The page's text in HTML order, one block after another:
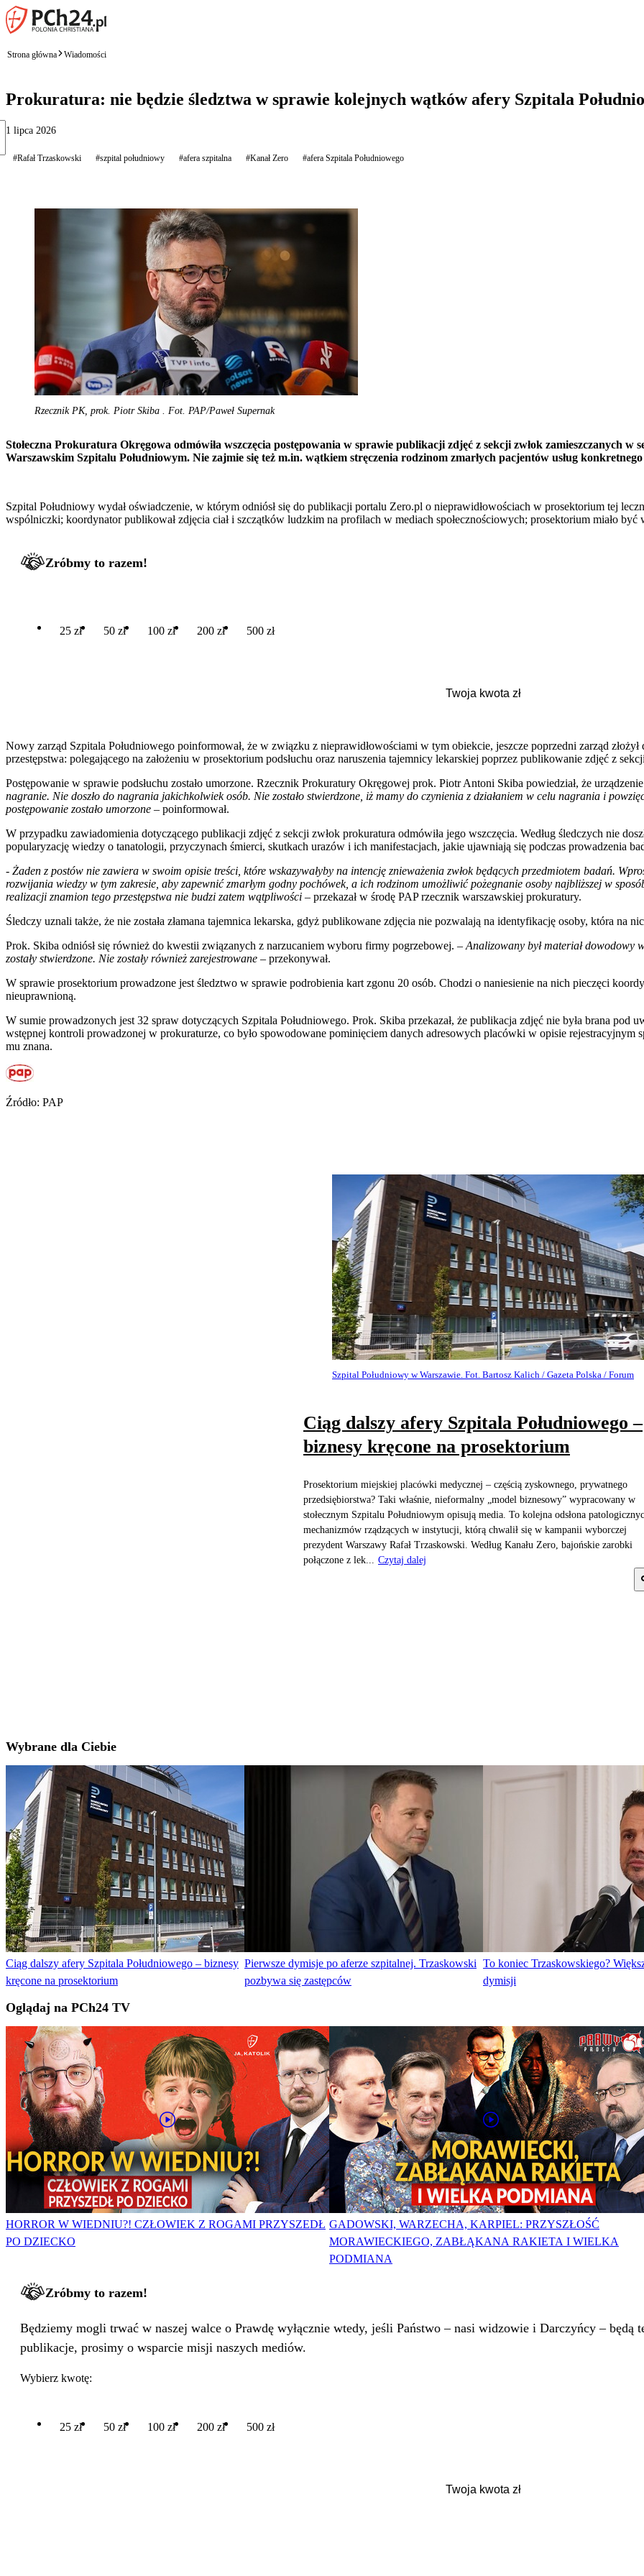
Strona główna Wiadomości
Prokuratura: nie będzie śledztwa w sprawie kolejnych wątków afery Szpitala
1 lipca 2026
#Rafał Trzaskowski #szpital południowy #afera szpitalna #Kanał Zero #afera Szpitala Południowego
Rzecznik PK, prok. Piotr Skiba . Fot. PAP/Paweł Supernak
Stołeczna Prokuratura Okręgowa odmówiła wszczęcia postępowania w sprawie publikacji zdjęć z sekcji zwłok zamieszczanych
Warszawskim Szpitalu Południowym. Nie zajmie się też m.in. wątkiem stręczenia rodzinom zmarłych pacjentów usług
Szpital Południowy wydał oświadczenie, w którym odniósł się do publikacji portalu Zero.pl o nieprawidłowościach w prosektorium tej
wspólniczki; koordynator publikował zdjęcia ciał i szczątków ludzkim na profilach w mediach społecznościowych; prosektorium miało
Zróbmy to razem!
25 zł 50 zł 100 zł 200 zł 500 zł
Nowy zarząd Szpitala Południowego poinformował, że w związku z nieprawidłowościami w tym obiekcie, jeszcze poprzedni zarząd
przestępstwa: polegającego na założeniu w prosektorium podsłuchu oraz naruszenia tajemnicy lekarskiej poprzez publikowanie zdjęć z
Postępowanie w sprawie podsłuchu zostało umorzone. Rzecznik Prokuratury Okręgowej prok. Piotr Antoni Skiba powiedział, że
nagranie. Nie doszło do nagrania jakichkolwiek osób. Nie zostało stwierdzone, iż mamy do czynienia z działaniem w celu nagrania i
postępowanie zostało umorzone – poinformował.
W przypadku zawiadomienia dotyczącego publikacji zdjęć z sekcji zwłok prokuratura odmówiła jego wszczęcia. Według śledczych nie
popularyzację wiedzy o tanatologii, przyczynach śmierci, skutkach urazów i ich manifestacjach, jakie ujawniają się podczas prowadzenia
- Żaden z postów nie zawiera w swoim opisie treści, które wskazywałyby na intencję znieważenia zwłok będących przedmiotem badań.
rozwijania wiedzy w tym zakresie, aby zapewnić zmarłym godny pochówek, a ich rodzinom umożliwić pożegnanie osoby najbliższej w
realizacji znamion tego przestępstwa nie budzi zatem wątpliwości – przekazał w środę PAP rzecznik warszawskiej prokuratury.
Śledczy uznali także, że nie została złamana tajemnica lekarska, gdyż publikowane zdjęcia nie pozwalają na identyfikację osoby, która na
Prok. Skiba odniósł się również do kwestii związanych z narzucaniem wyboru firmy pogrzebowej. – Analizowany był materiał dowodowy
zostały stwierdzone. Nie zostały również zarejestrowane – przekonywał.
W sprawie prosektorium prowadzone jest śledztwo w sprawie podrobienia kart zgonu 20 osób. Chodzi o naniesienie na nich pieczęci
nieuprawnioną.
W sumie prowadzonych jest 32 spraw dotyczących Szpitala Południowego. Prok. Skiba przekazał, że publikacja zdjęć nie była brana pod
wstępnej kontroli prowadzonej w prokuraturze, co było spowodowane pominięciem danych adresowych placówki w opisie rejestracyjnym
mu znana.
Źródło: PAP
Szpital Południowy w Warszawie. Fot. Bartosz Kalich / Gazeta Polska / Forum
Ciąg dalszy afery Szpitala Południowego –
biznesy kręcone na prosektorium
Prosektorium miejskiej placówki medycznej – częścią zyskownego, prywatnego
przedsiębiorstwa? Taki właśnie, nieformalny „model biznesowy” wypracowany w
stołecznym Szpitalu Południowym opisują media. To kolejna odsłona
mechanizmów rządzących w instytucji, którą chwalił się w kampanii wyborczej
prezydent Warszawy Rafał Trzaskowski. Według Kanału Zero, bajońskie zarobki
połączone z lek...
Czytaj dalej
Wybrane dla Ciebie
Ciąg dalszy afery Szpitala Południowego – biznesy
kręcone na prosektorium
Pierwsze dymisje po aferze szpitalnej. Trzaskowski
pozbywa się zastępców
To koniec Trzaskowskiego?
dymisji
Oglądaj na PCh24 TV
HORROR W WIEDNIU?! CZŁOWIEK Z ROGAMI PRZYSZEDŁ
PO DZIECKO
GADOWSKI, WARZECHA, KARPIEL: PRZYSZŁOŚĆ
MORAWIECKIEGO, ZABŁĄKANA RAKIETA I WIELKA
PODMIANA
Zróbmy to razem!
Będziemy mogli trwać w naszej walce o Prawdę wyłącznie wtedy, jeśli Państwo – nasi widzowie i Darczyńcy – będą
publikacje, prosimy o wsparcie misji naszych mediów.
Wybierz kwotę:
25 zł 50 zł 100 zł 200 zł 500 zł